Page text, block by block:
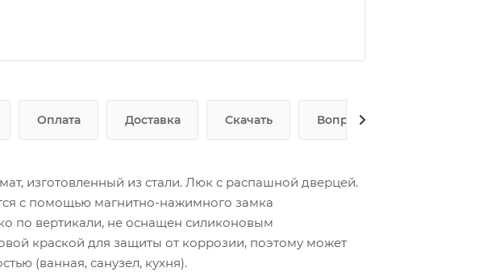
Оплата Доставка Скачать Вопросы и ответы
изготовленный из стали. Люк с распашной дверцей.
с помощью магнитно-нажимного замка
по вертикали, не оснащен силиконовым
краской для защиты от коррозии, поэтому может
(ванная, санузел, кухня).